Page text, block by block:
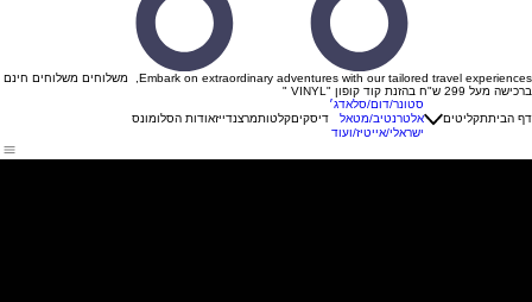
Embark on extraordinary adventures with our tailored travel experiences, משלוחים משלוחים חינם
ברכישה מעל 299 ש"ח בהזנת קוד קופון "VINYL "
דף הביתתקליטים
סטונר/דום/סלאדג׳
אלטרנטיב/מטאל
ישראלי/אייטיז/ועוד
דיסקיםקלטותמרצנדייזאודות הסלומונס